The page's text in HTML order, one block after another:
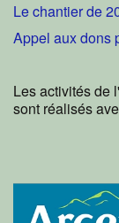
Le chantier de
Appel aux dons
Les activités de
sont réalisés